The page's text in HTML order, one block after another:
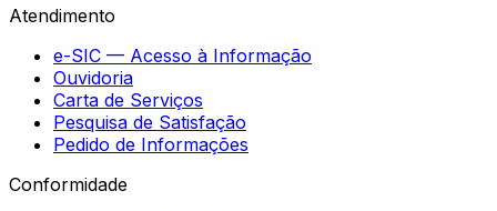
Atendimento
e-SIC — Acesso à Informação
Ouvidoria
Carta de Serviços
Pesquisa de Satisfação
Pedido de Informações
Conformidade